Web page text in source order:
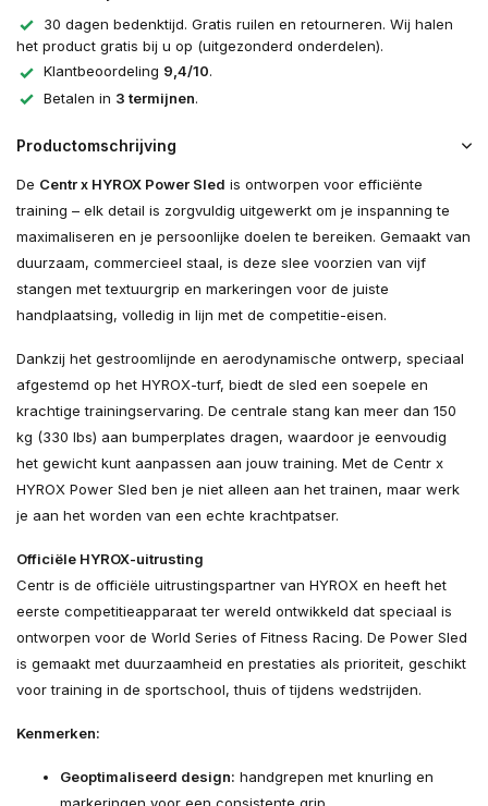
30 dagen bedenktijd. Gratis ruilen en retourneren. Wij halen
het product gratis bij u op (uitgezonderd onderdelen).
Klantbeoordeling 9,4/10.
Betalen in 3 termijnen.
Productomschrijving
De Centr x HYROX Power Sled is ontworpen voor efficiënte
training – elk detail is zorgvuldig uitgewerkt om je inspanning te
maximaliseren en je persoonlijke doelen te bereiken. Gemaakt van
duurzaam, commercieel staal, is deze slee voorzien van vijf
stangen met textuurgrip en markeringen voor de juiste
handplaatsing, volledig in lijn met de competitie-eisen.
Dankzij het gestroomlijnde en aerodynamische ontwerp, speciaal
afgestemd op het HYROX-turf, biedt de sled een soepele en
krachtige trainingservaring. De centrale stang kan meer dan 150
kg (330 lbs) aan bumperplates dragen, waardoor je eenvoudig
het gewicht kunt aanpassen aan jouw training. Met de Centr x
HYROX Power Sled ben je niet alleen aan het trainen, maar werk
je aan het worden van een echte krachtpatser.
Officiële HYROX-uitrusting
Centr is de officiële uitrustingspartner van HYROX en heeft het
eerste competitieapparaat ter wereld ontwikkeld dat speciaal is
ontworpen voor de World Series of Fitness Racing. De Power Sled
is gemaakt met duurzaamheid en prestaties als prioriteit, geschikt
voor training in de sportschool, thuis of tijdens wedstrijden.
Kenmerken:
Geoptimaliseerd design: handgrepen met knurling en